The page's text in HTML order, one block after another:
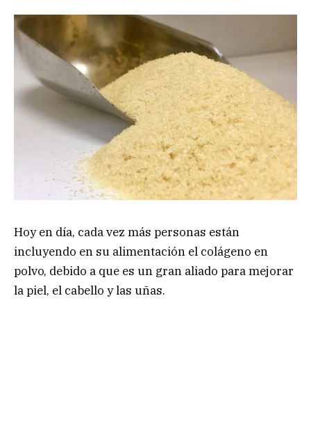
Hoy en día, cada vez más personas están
incluyendo en su alimentación el colágeno en
polvo, debido a que es un gran aliado para mejorar
la piel, el cabello y las uñas.